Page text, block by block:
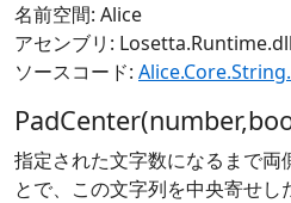
名前空間: Alice
アセンブリ: Losetta.Runtime.dll
ソースコード:
指定された文字数になるまで両
とで、この文字列を中央寄せし